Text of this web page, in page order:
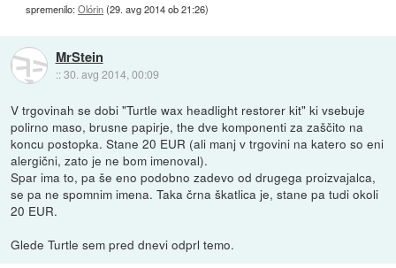
spremenilo:Olórin(29. avg 2014 ob 21:26)
MrStein
::30. avg 2014, 00:09
V trgovinah se dobi "Turtle wax headlight restorer kit" ki vsebuje
polirno maso, brusne papirje, the dve komponenti za zaščito na
koncu postopka. Stane 20 EUR (ali manj v trgovini na katero so eni
alergični, zato je ne bom imenoval).
Spar ima to, pa še eno podobno zadevo od drugega proizvajalca,
se pa ne spomnim imena. Taka črna škatlica je, stane pa tudi okoli
20 EUR.
Glede Turtle sem pred dnevi odprl temo.